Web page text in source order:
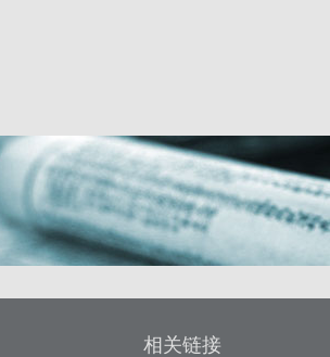
相关链接